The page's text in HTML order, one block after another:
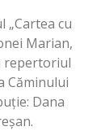
„Cartea cu
Marian,
repertoriul
Căminului
Dana